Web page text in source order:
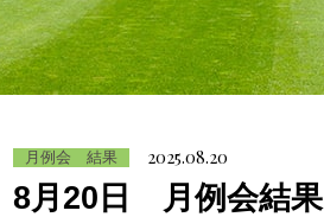
月例会 結果 2025.08.20
8月20日 月例会結果